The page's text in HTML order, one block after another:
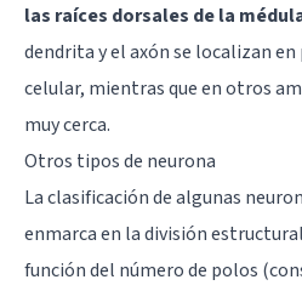
las raíces dorsales de la
dendrita y el axón se localizan
celular, mientras que en otros
muy cerca.
Otros tipos de neurona
La clasificación de algunas
enmarca en la división
función del número de polos